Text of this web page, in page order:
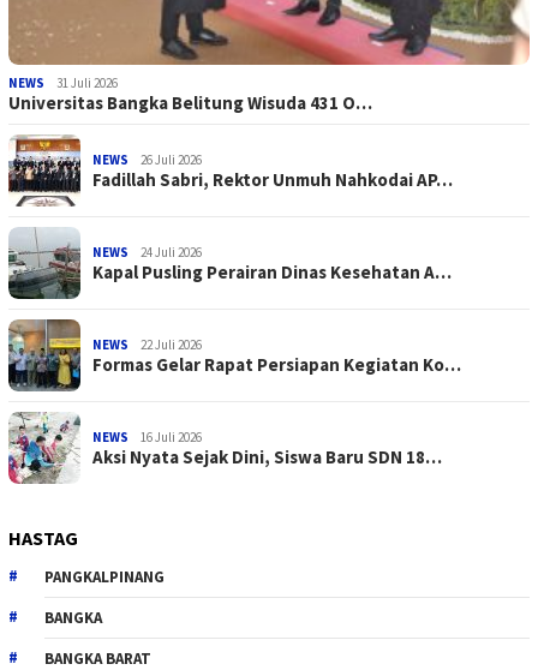
NEWS 31 Juli 2026
Universitas Bangka Belitung Wisuda 431 O…
NEWS 26 Juli 2026
Fadillah Sabri, Rektor Unmuh Nahkodai AP…
NEWS 24 Juli 2026
Kapal Pusling Perairan Dinas Kesehatan A…
NEWS 22 Juli 2026
Formas Gelar Rapat Persiapan Kegiatan Ko…
NEWS 16 Juli 2026
Aksi Nyata Sejak Dini, Siswa Baru SDN 18…
HASTAG
PANGKALPINANG
BANGKA
BANGKA BARAT